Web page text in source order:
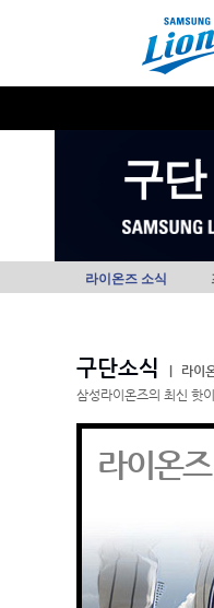
구단
라이온즈 소식
구단소식
라이
삼성라이온즈의 최신 핫
라이온